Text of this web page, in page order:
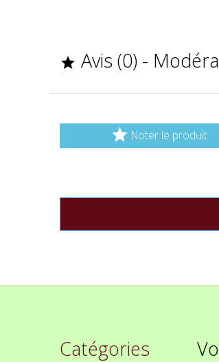
 Avis (0) -
 Noter le produit
Catégories